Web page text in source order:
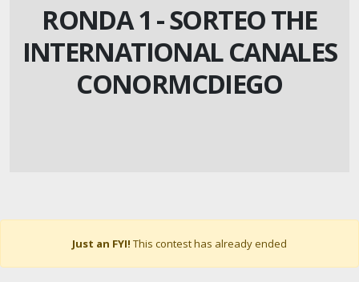
RONDA 1 - SORTEO THE
INTERNATIONAL CANALES
CONORMCDIEGO
Just an FYI! This contest has already ended